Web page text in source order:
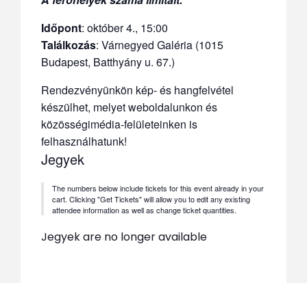
Időpont: október 4., 15:00
Találkozás: Várnegyed Galéria (1015
Budapest, Batthyány u. 67.)
Rendezvényünkön kép- és hangfelvétel
készülhet, melyet weboldalunkon és
közösségimédia-felületeinken is
felhasználhatunk!
Jegyek
The numbers below include tickets for this event already in your
cart. Clicking "Get Tickets" will allow you to edit any existing
attendee information as well as change ticket quantities.
Jegyek are no longer available